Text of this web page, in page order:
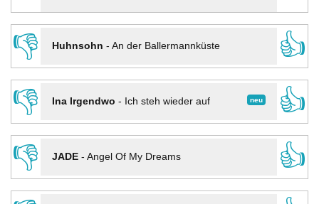
👎
Huhnsohn - An der Ballermannküste
👍
👎
neu
Ina Irgendwo - Ich steh wieder auf
👍
👎
JADE- Angel Of My Dreams
👍